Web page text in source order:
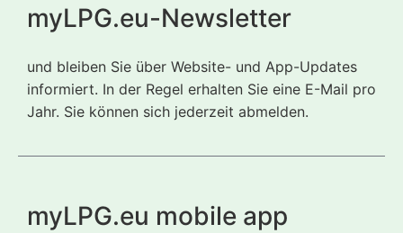
myLPG.eu-Newsletter
und bleiben Sie über Website- und App-Updates
informiert. In der Regel erhalten Sie eine E-Mail pro
Jahr. Sie können sich jederzeit abmelden.
myLPG.eu mobile app